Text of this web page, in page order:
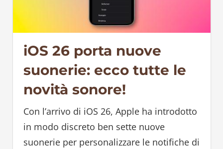
iOS 26 porta nuove
suonerie: ecco tutte le
novità sonore!
Con l’arrivo di iOS 26, Apple ha introdotto
in modo discreto ben sette nuove
suonerie per personalizzare le notifiche di